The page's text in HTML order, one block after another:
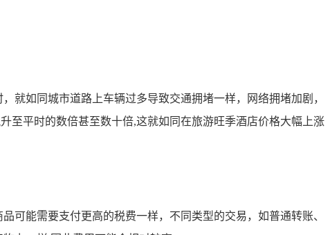
就如同城市道路上车辆过多导致交通拥堵一样，网络拥堵加剧，
至平时的数倍甚至数十倍,这就如同在旅游旺季酒店价格大幅上涨
可能需要支付更高的税费一样，不同类型的交易，如普通转账、